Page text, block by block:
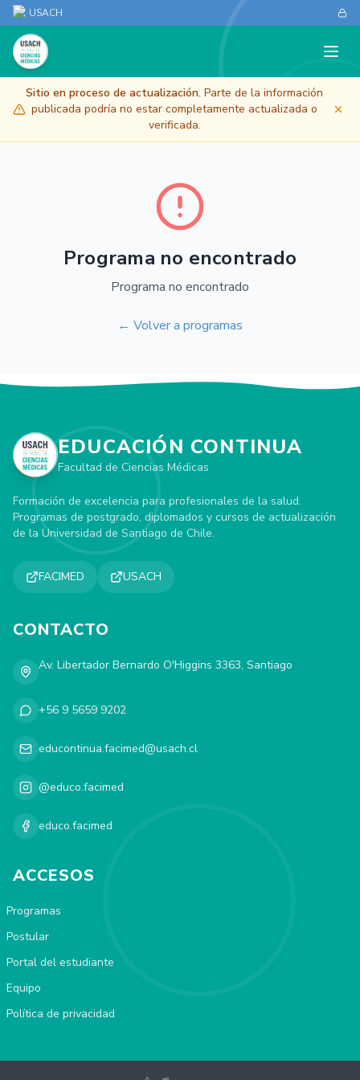
USACH
Sitio en proceso de actualización. Parte de la información
publicada podría no estar completamente actualizada o
verificada.
Programa no encontrado
Programa no encontrado
← Volver a programas
EDUCACIÓN CONTINUA
Facultad de Ciencias Médicas
Formación de excelencia para profesionales de la salud.
Programas de postgrado, diplomados y cursos de actualización
de la Universidad de Santiago de Chile.
FACIMED USACH
CONTACTO
Av. Libertador Bernardo O'Higgins 3363, Santiago
+56 9 5659 9202
educontinua.facimed@usach.cl
@educo.facimed
educo.facimed
ACCESOS
Programas
Postular
Portal del estudiante
Equipo
Política de privacidad